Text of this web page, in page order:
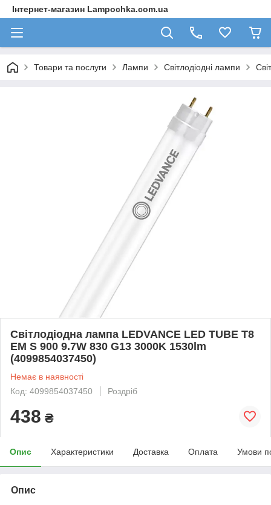
Інтернет-магазин Lampochka.com.ua
Товари та послуги Лампи Світлодіодні лампи
Світлодіодна лампа LEDVANCE LED TUBE T8
EM S 900 9.7W 830 G13 3000K 1530lm
(4099854037450)
Немає в наявності
Код: 4099854037450
Роздріб
438 ₴
Опис Характеристики Доставка Оплата Умови
Опис